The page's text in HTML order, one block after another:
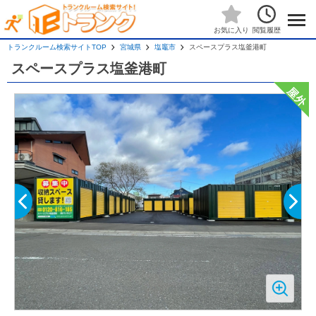
お気に入り 閲覧履歴
トランクルーム検索サイトTOP 宮城県 塩竈市 スペースプラス塩釜港町
スペースプラス塩釜港町